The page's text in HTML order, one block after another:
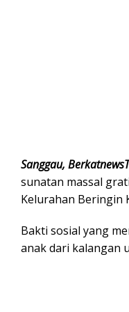
Sanggau,
sunatan massal
Kelurahan Beringin
Bakti sosial yang
anak dari kalangan